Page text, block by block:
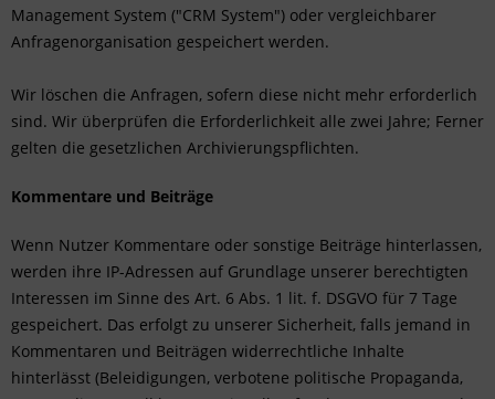
Management System ("CRM System") oder vergleichbarer
Anfragenorganisation gespeichert werden.
Wir löschen die Anfragen, sofern diese nicht mehr erforderlich
sind. Wir überprüfen die Erforderlichkeit alle zwei Jahre; Ferner
gelten die gesetzlichen Archivierungspflichten.
Kommentare und Beiträge
Wenn Nutzer Kommentare oder sonstige Beiträge hinterlassen,
werden ihre IP-Adressen auf Grundlage unserer berechtigten
Interessen im Sinne des Art. 6 Abs. 1 lit. f. DSGVO für 7 Tage
gespeichert. Das erfolgt zu unserer Sicherheit, falls jemand in
Kommentaren und Beiträgen widerrechtliche Inhalte
hinterlässt (Beleidigungen, verbotene politische Propaganda,